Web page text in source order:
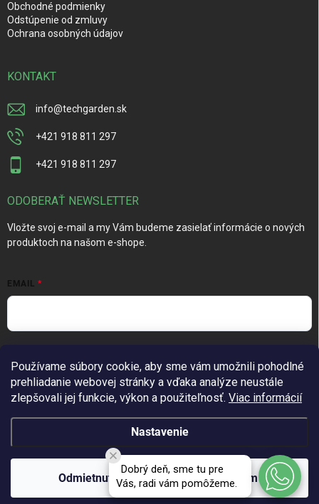
Používame súbory cookie, aby sme vám umožnili pohodlné
prehliadanie webovej stránky a vďaka analýze neustále
zlepšovali jej funkcie, výkon a použiteľnosť. Viac informácií
Nastavenie
Odmietnuť Súhlasím
Obchodné podmienky
Odstúpenie od zmluvy
Ochrana osobných údajov
KONTAKT
info@techgarden.sk
+421 918 811 297
+421 918 811 297
ODOBERAŤ NEWSLETTER
Vložte svoj e-mail a my Vám budeme zasielať informácie o nových
produktoch na našom e-shope.
EMAIL
údajov
Prihlásiť sa
Copyright 2026TechGarden.sk . Všetky práva vyhradené.Upraviť
nastavenie cookies
Dobrý deň, sme tu pre
Vás, radi vám pomôžeme.